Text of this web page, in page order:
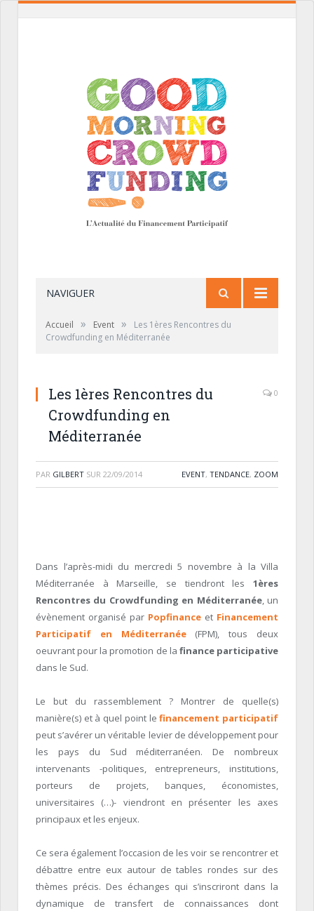
NAVIGUER
Accueil » Event »
Les 1ères Rencontres du
Crowdfunding en Méditerranée
Les 1ères Rencontres du
Crowdfunding en
Méditerranée
0
PAR GILBERT SUR 22/09/2014 EVENT, TENDANCE, ZOOM
Dans l’après-midi du mercredi 5 novembre à la Villa
Méditerranée à Marseille, se tiendront les 1ères
Rencontres du Crowdfunding en Méditerranée, un
évènement organisé par Popfinance et Financement
Participatif en Méditerranée (FPM), tous deux
oeuvrant pour la promotion de la finance participative
dans le Sud.
Le but du rassemblement ? Montrer de quelle(s)
manière(s) et à quel point lefinancement participatif
peut s’avérer un véritable levier de développement pour
les pays du Sud méditerranéen. De nombreux
intervenants -politiques, entrepreneurs, institutions,
porteurs de projets, banques, économistes,
universitaires (…)- viendront en présenter les axes
principaux et les enjeux.
Ce sera également l’occasion de les voir se rencontrer et
débattre entre eux autour de tables rondes sur des
thèmes précis. Des échanges qui s’inscriront dans la
dynamique de transfert de connaissances dont